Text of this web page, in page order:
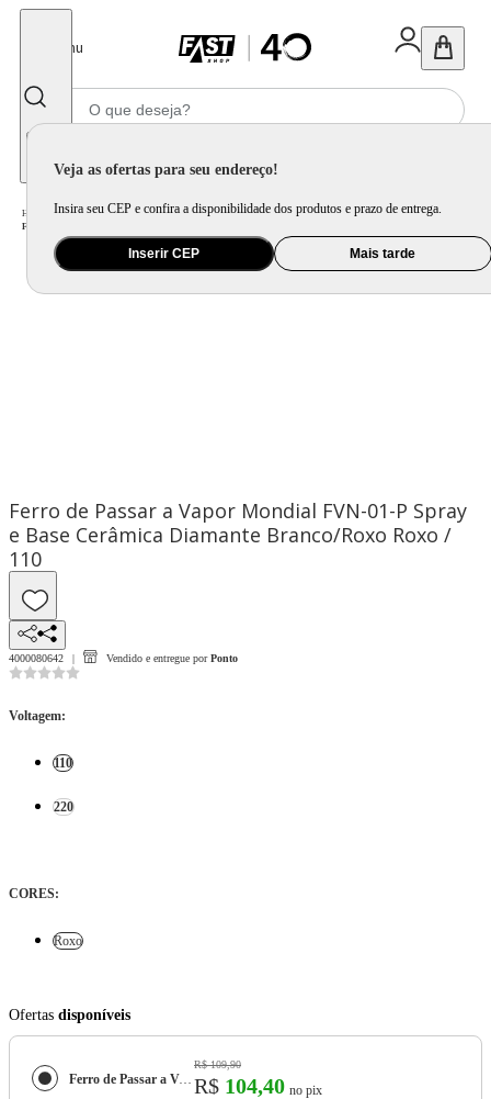
Menu
Veja as ofertas para seu endereço!
Insira seu CEP e confira a disponibilidade dos produtos e prazo de entrega.
Inserir CEP Mais tarde
Home Eletroportátil / Equipamento de Limpeza / Ferro de Passar /
Ferro de Passar a Vapor Mondial FVN-01-P Spray e Base Cerâmica Diamante Branco/Roxo
Ferro de Passar a Vapor Mondial FVN-01-P Spray
e Base Cerâmica Diamante Branco/Roxo Roxo /
110
4000080642 Vendido e entregue por Ponto
Voltagem:
110
220
CORES:
Roxo
Ofertas disponíveis
Ferro de Passar a Vapor Mondial FVN-01-P Spray e Base Cerâmica Diamante Branco/Roxo
R$ 109,90
R$ 104,40 no pix